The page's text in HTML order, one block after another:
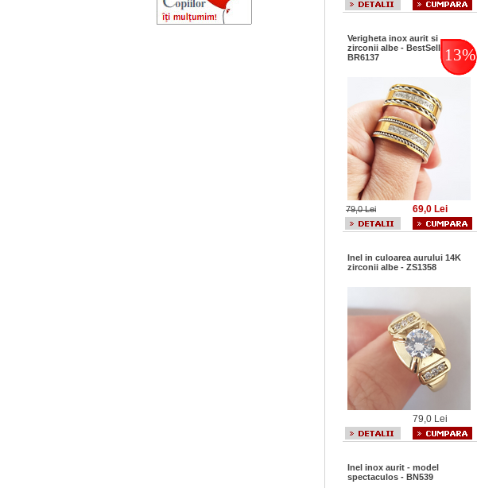
Verigheta inox aurit si
zirconii albe - BestSeller -
BR6137
13%
79,0 Lei 69,0 Lei
Inel in culoarea aurului 14K
zirconii albe - ZS1358
79,0 Lei
Inel inox aurit - model
spectaculos - BN539